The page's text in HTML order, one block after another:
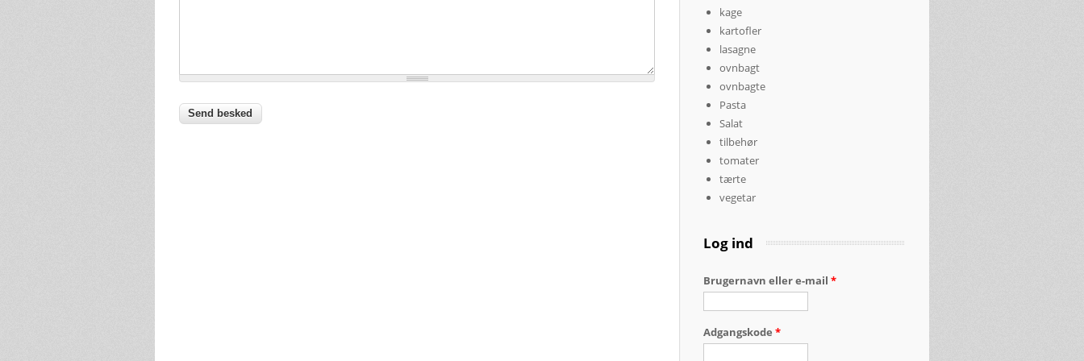
kage
kartofler
lasagne
ovnbagt
ovnbagte
Pasta
Salat
tilbehør
tomater
tærte
vegetar
Log ind
Brugernavn eller e-mail *
Adgangskode *